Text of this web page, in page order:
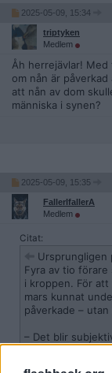
2025-05-09, 15:34
triptyken
Medlem
Åh herrejävlar!
om nån är
att nån av dom
människa i synen?
2025-05-09, 15:35
FallerIfallerA
Medlem
Citat:
Ursprungligen
Fyra av tio
i kroppen. För
mars kunnat
påverkade –
– Det blir